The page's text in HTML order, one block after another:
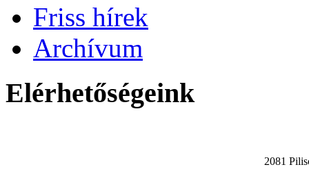
Friss hírek
Archívum
Elérhetőségeink
2081